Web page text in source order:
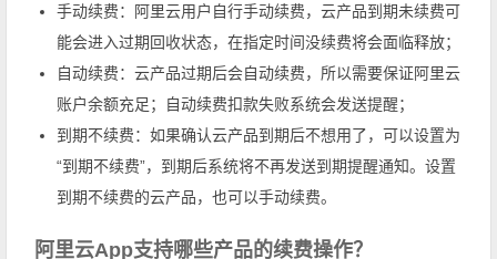
手动续费：阿里云用户自行手动续费，云产品到期未续费可
能会进入过期回收状态，在指定时间没续费将会面临释放；
自动续费：云产品过期后会自动续费，所以需要保证阿里云
账户余额充足；自动续费扣款失败系统会发送提醒；
到期不续费：如果确认云产品到期后不想用了，可以设置为
“到期不续费”，到期后系统将不再发送到期提醒通知。设置
到期不续费的云产品，也可以手动续费。
阿里云App支持哪些产品的续费操作？